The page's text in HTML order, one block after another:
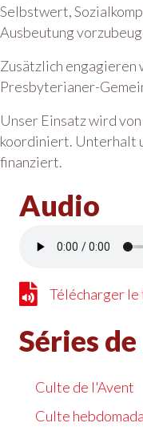
Selbstwert,
Ausbeutung
Zusätzlich engagieren
Presbyterianer-
Unser Einsatz wird
koordiniert. Unterhalt
finanziert.
Audio
Télécharger le
Télécharger le
Séries
Culte de l'Avent
Culte